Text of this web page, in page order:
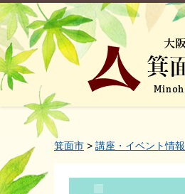
箕面市 > 講座・イベント情報